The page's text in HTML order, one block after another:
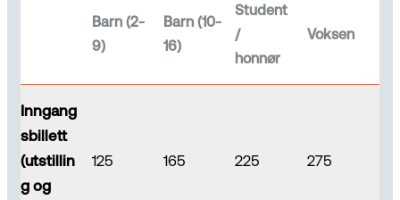
Barn (2-
9)
Barn (10-
16)
Student
/
honnør
Voksen
Inngang
sbillett
(utstillin
g og
125 165 225 275